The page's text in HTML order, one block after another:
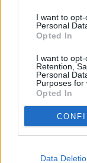
I want to
Personal
Opted In
I want to opt-
Retention,
Personal
Purposes for
Opted In
Data
Tammikuussa
Huhtikuussa
Heinäkuussa
Lokakuussa